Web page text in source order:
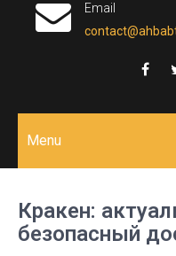
Email
Menu
Кракен:
безопасный